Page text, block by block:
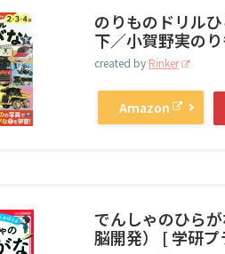
のりものドリル
下／小賀野実の
created by Rinker
Amazon
でんしゃのひら
脳開発） [ 学研プ